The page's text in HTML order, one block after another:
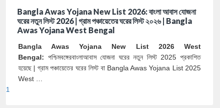
Bangla Awas Yojana New List 2026: বাংলা আবাস যোজনা
ঘরের নতুন লিস্ট 2026 | গ্রাম পঞ্চায়েতের ঘরের লিস্ট ২০২৬ | Bangla
Awas Yojana West Bengal
Bangla Awas Yojana New List 2026 West
Bengal: পশ্চিমবঙ্গেরবাংলাআবাস যোজনা ঘরের নতুন লিস্ট 2025 প্রকাশিত
হয়েছে | গ্রাম পঞ্চায়েতের ঘরের লিস্ট বা Bangla Awas Yojana List 2025
West …
1